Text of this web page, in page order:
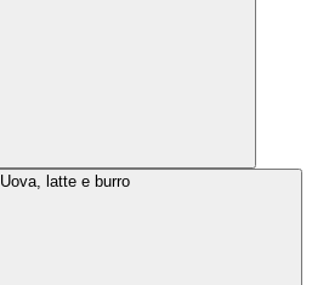
Uova, latte e burro